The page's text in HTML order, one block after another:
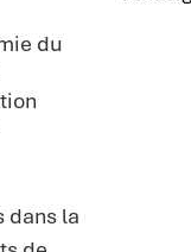
du
dans la